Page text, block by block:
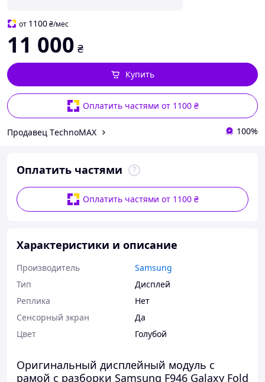
от 1100₴/мес
11 000 ₴
Оплатить частями от 1100 ₴
Купить
Продавец ТechnoMAX 100%
Оплатить частями
Оплатить частями от 1100 ₴
Характеристики и описание
Производитель
Samsung
Тип
Дисплей
Реплика
Нет
Сенсорный экран
Да
Цвет
Голубой
Оригинальный дисплейный модуль с
рамой с разборки Samsung F946 Galaxy Fold